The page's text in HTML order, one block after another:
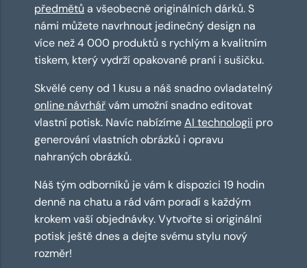
předmětů a všeobecně originálních dárků. S
námi můžete navrhnout jedinečný design na
více než 4 000 produktů s rychlým a kvalitním
tiskem, který vydrží opakované praní i sušičku.
Skvělé ceny od 1 kusu a náš snadno ovladatelný
online návrhářvám umožní snadno editovat
vlastní potisk. Navíc nabízímeAI technologii pro
generování vlastních obrázků i opravu
nahraných obrázků.
Náš tým odborníků je vám k dispozici 19 hodin
denně na chatu a rád vám poradí s každým
krokem vaší objednávky. Vytvořte si originální
potisk ještě dnes a dejte svému stylu nový
rozměr!